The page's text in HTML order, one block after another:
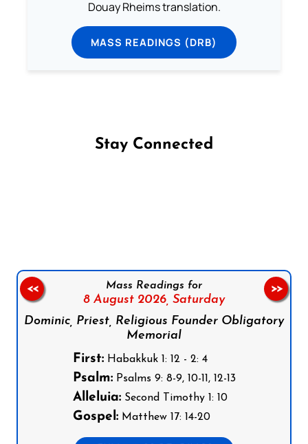
Douay Rheims translation.
MASS READINGS (DRB)
Stay Connected
Mass Readings for
8 August 2026, Saturday
Dominic, Priest, Religious Founder Obligatory
Memorial
First:Habakkuk 1: 12 - 2: 4
Psalm:Psalms 9: 8-9, 10-11, 12-13
Alleluia:Second Timothy 1: 10
Gospel:Matthew 17: 14-20
<< >>